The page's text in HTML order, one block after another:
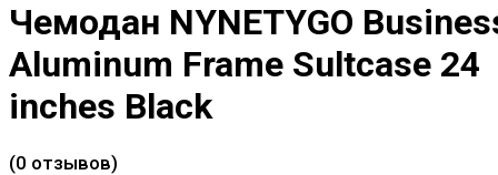
Чемодан NYNETYGO
Aluminum Frame Sultcase 24
inches Black
(0 отзывов)